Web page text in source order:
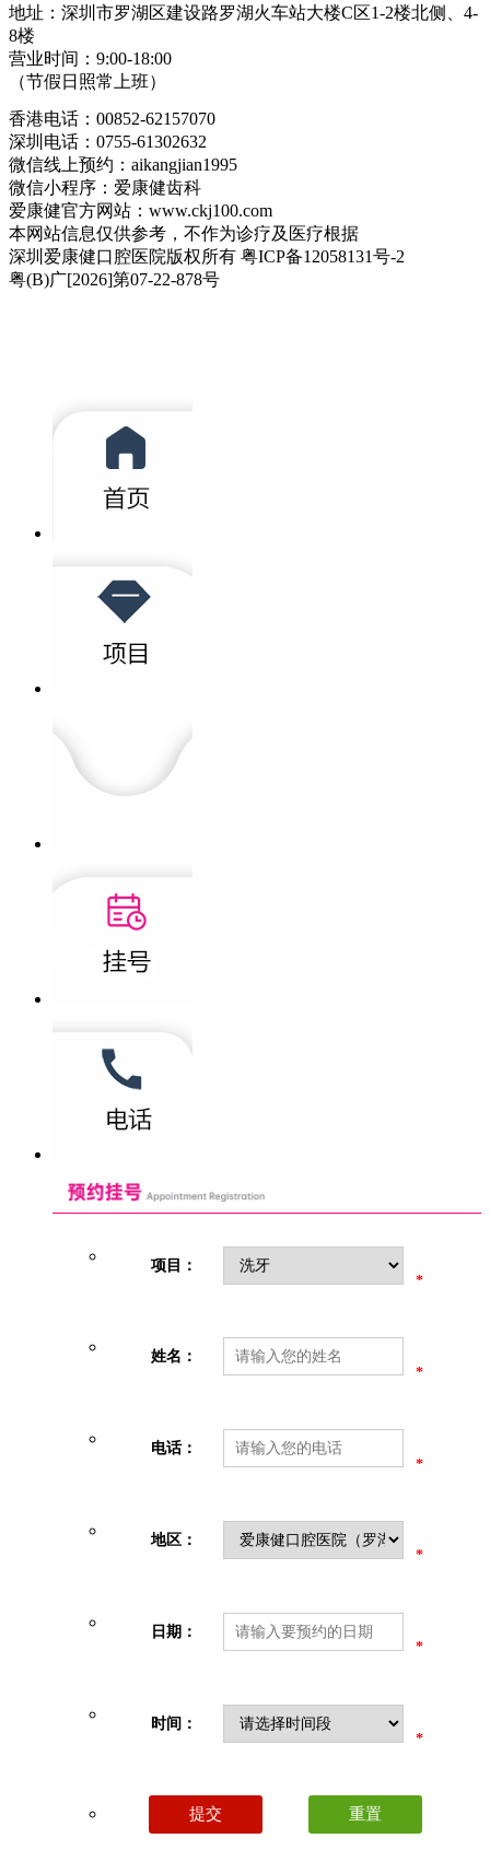
地址：深圳市罗湖区建设路罗湖火车站大楼C区1-2楼北侧、4-
8楼
营业时间：9:00-18:00
（节假日照常上班）
香港电话：00852-62157070
深圳电话：0755-61302632
微信线上预约：aikangjian1995
微信小程序：爱康健齿科
爱康健官方网站：www.ckj100.com
本网站信息仅供参考，不作为诊疗及医疗根据
深圳爱康健口腔医院版权所有 粤ICP备12058131号-2
粤(B)广[2026]第07-22-878号
项目：
*
姓名：
*
电话：
*
地区：
*
日期：
*
时间：
*